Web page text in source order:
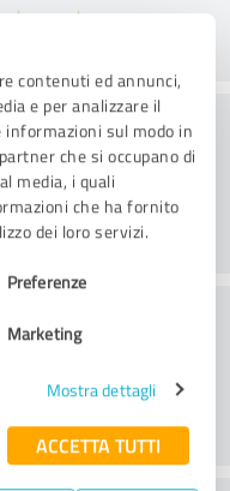
contenuti ed annunci,
e per analizzare il
sul modo in
che si occupano di
media, i quali
che ha fornito
dei loro servizi.
Preferenze
Marketing
Mostra dettagli
ACCETTA TUTTI